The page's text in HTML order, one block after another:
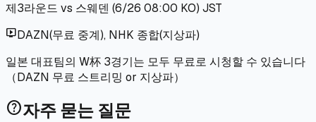
제3라운드 vs 스웨덴 (6/26 08:00 KO) JST
live_tvDAZN(무료 중계), NHK 종합(지상파)
일본 대표팀의 W杯 3경기는 모두 무료로 시청할 수 있습니다
（DAZN 무료 스트리밍 or 지상파）
help자주 묻는 질문